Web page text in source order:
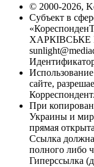
© 2000-2026,
Субъект в
ХАРКІВСЬКЕ
сайте,
При
Украины и
прямая
Ссылка
полного либо
Гиперссылка